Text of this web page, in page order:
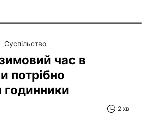
Суспільство
час в
потрібно
годинники
2 хв